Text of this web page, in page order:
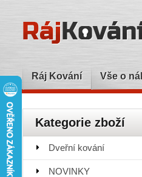
Ráj Kování Vše o
Kategorie zboží
Dveřní kování
NOVINKY